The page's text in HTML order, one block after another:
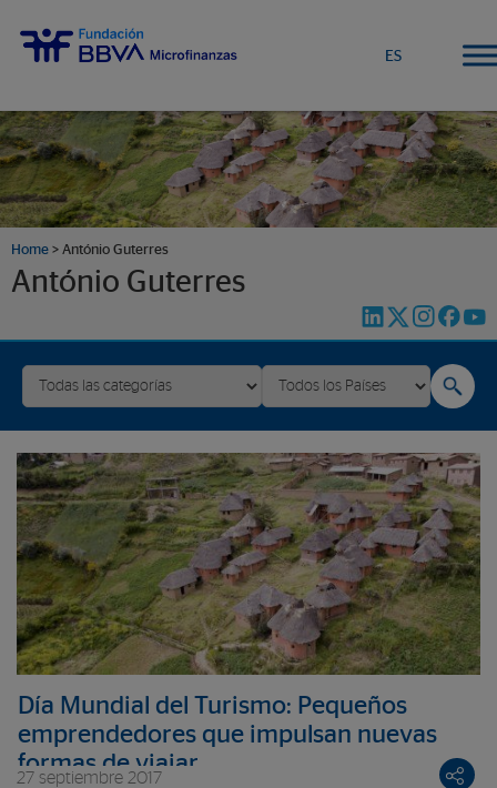
ES
Home > António Guterres
António Guterres
Día Mundial del Turismo: Pequeños
emprendedores que impulsan nuevas
formas de viajar
27 septiembre 2017